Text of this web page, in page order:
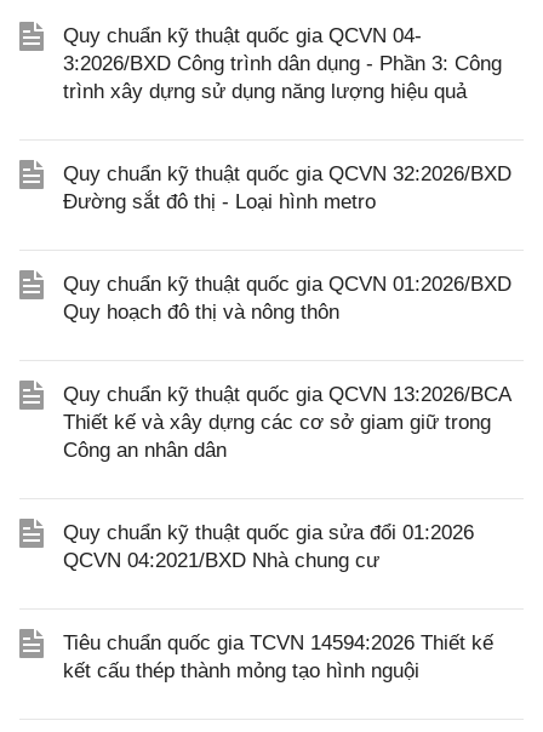
Quy chuẩn kỹ thuật quốc gia QCVN 04-
3:2026/BXD Công trình dân dụng - Phần 3: Công
trình xây dựng sử dụng năng lượng hiệu quả
Quy chuẩn kỹ thuật quốc gia QCVN 32:2026/BXD
Đường sắt đô thị - Loại hình metro
Quy chuẩn kỹ thuật quốc gia QCVN 01:2026/BXD
Quy hoạch đô thị và nông thôn
Quy chuẩn kỹ thuật quốc gia QCVN 13:2026/BCA
Thiết kế và xây dựng các cơ sở giam giữ trong
Công an nhân dân
Quy chuẩn kỹ thuật quốc gia sửa đổi 01:2026
QCVN 04:2021/BXD Nhà chung cư
Tiêu chuẩn quốc gia TCVN 14594:2026 Thiết kế
kết cấu thép thành mỏng tạo hình nguội